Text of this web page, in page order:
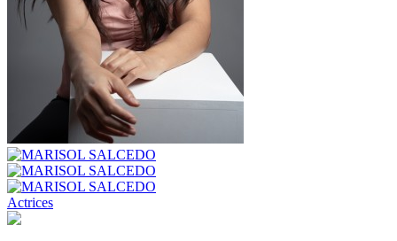
Actrices